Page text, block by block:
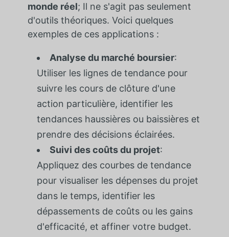
monde réel; Il ne s'agit pas seulement
d'outils théoriques. Voici quelques
exemples de ces applications :
Analyse du marché boursier:
Utiliser les lignes de tendance pour
suivre les cours de clôture d'une
action particulière, identifier les
tendances haussières ou baissières et
prendre des décisions éclairées.
Suivi des coûts du projet:
Appliquez des courbes de tendance
pour visualiser les dépenses du projet
dans le temps, identifier les
dépassements de coûts ou les gains
d'efficacité, et affiner votre budget.